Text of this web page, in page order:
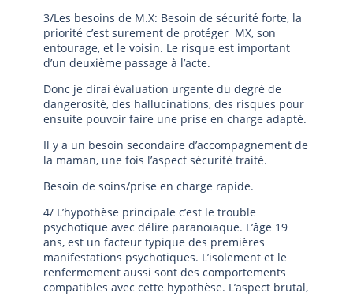
3/Les besoins de M.X: Besoin de sécurité forte, la
priorité c’est surement de protéger MX, son
entourage, et le voisin. Le risque est important
d’un deuxième passage à l’acte.
Donc je dirai évaluation urgente du degré de
dangerosité, des hallucinations, des risques pour
ensuite pouvoir faire une prise en charge adapté.
Il y a un besoin secondaire d’accompagnement de
la maman, une fois l’aspect sécurité traité.
Besoin de soins/prise en charge rapide.
4/ L’hypothèse principale c’est le trouble
psychotique avec délire paranoïaque. L’âge 19
ans, est un facteur typique des premières
manifestations psychotiques. L’isolement et le
renfermement aussi sont des comportements
compatibles avec cette hypothèse. L’aspect brutal,